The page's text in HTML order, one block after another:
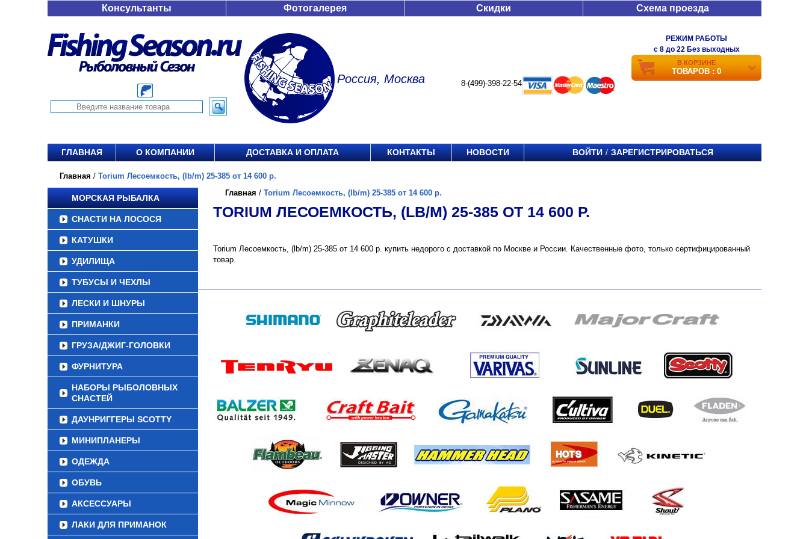
Консультанты Фотогалерея Скидки Схема проезда
Россия, Москва 8-(499)-398-22-54
РЕЖИМ РАБОТЫ
c 8 до 22 Без выходных
В КОРЗИНЕ
ТОВАРОВ : 0
ГЛАВНАЯ О КОМПАНИИ ДОСТАВКА И ОПЛАТА КОНТАКТЫ НОВОСТИ ВОЙТИ / ЗАРЕГИСТРИРОВАТЬСЯ
Главная / Torium Лесоемкость, (lb/m) 25-385 от 14 600 р.
МОРСКАЯ РЫБАЛКА
СНАСТИ НА ЛОСОСЯ
КАТУШКИ
УДИЛИЩА
ТУБУСЫ И ЧЕХЛЫ
ЛЕСКИ И ШНУРЫ
ПРИМАНКИ
ГРУЗА/ДЖИГ-ГОЛОВКИ
ФУРНИТУРА
НАБОРЫ РЫБОЛОВНЫХ
СНАСТЕЙ
ДАУНРИГГЕРЫ SCOTTY
МИНИПЛАНЕРЫ
ОДЕЖДА
ОБУВЬ
АКСЕССУАРЫ
ЛАКИ ДЛЯ ПРИМАНОК
Главная / Torium Лесоемкость, (lb/m) 25-385 от 14 600 р.
TORIUM ЛЕСОЕМКОСТЬ, (LB/M) 25-385 ОТ 14 600 Р.
Torium Лесоемкость, (lb/m) 25-385 от 14 600 р. купить недорого с доставкой по Москве и России. Качественные фото, только сертифицированный
товар.